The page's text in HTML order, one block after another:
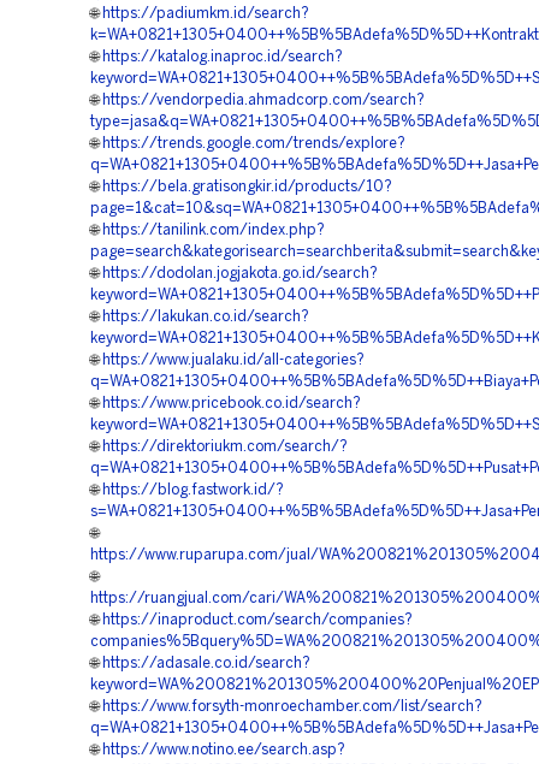
🌐 https://padiumkm.id/search?
🌐 https://katalog.inaproc.id/search?
🌐 https://vendorpedia.ahmadcorp.com/search?
🌐 https://trends.google.com/trends/explore?
🌐 https://bela.gratisongkir.id/products/10?
🌐 https://tanilink.com/index.php?
🌐 https://dodolan.jogjakota.go.id/search?
🌐 https://lakukan.co.id/search?
🌐 https://www.jualaku.id/all-categories?
🌐 https://www.pricebook.co.id/search?
🌐 https://direktoriukm.com/search/?
🌐 https://blog.fastwork.id/?
🌐
https://www.ruparupa.com/jual/
🌐
https://ruangjual.com/cari/
🌐 https://inaproduct.com/search/companies?
🌐 https://adasale.co.id/search?
🌐 https://www.forsyth-monroechamber.com/list/search?
🌐 https://www.notino.ee/search.asp?